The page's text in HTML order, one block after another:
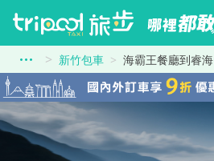
新竹包車 海霸王餐廳到睿海